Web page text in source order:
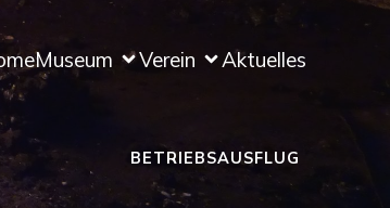
Museum Verein Aktuelles
BETRIEBSAUSFLUG